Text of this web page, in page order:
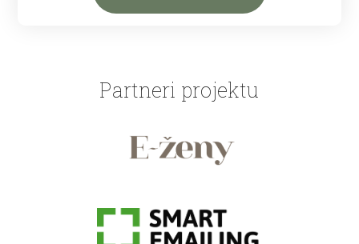
Partneri projektu